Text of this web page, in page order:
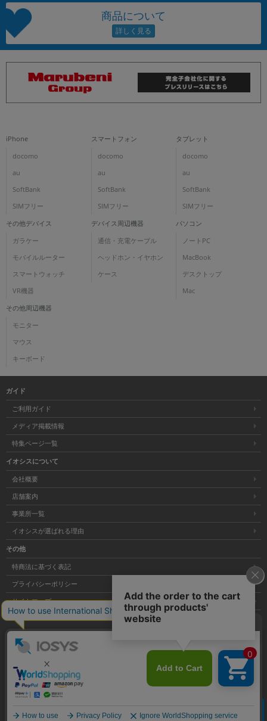
商品について
iPhone
docomo
au
SoftBank
SIMフリー
スマートフォン
docomo
au
SoftBank
SIMフリー
タブレット
docomo
au
SoftBank
SIMフリー
その他デバイス
ガラケー
モバイルルーター
スマートウォッチ
VR機器
デバイス周辺機器
通信・充電ケーブル
ヘッドホン・イヤホン
ケース
パソコン
ノートPC
MacBook
デスクトップ
Mac
その他周辺機器
モニター
マウス
キーボード
ガイド
ご利用ガイド
メディア掲載情報
特集ページ一覧
イオシスについて
会社概要
店舗案内
事業所一覧
イオシスが選ばれる理由
その他
特商法に基づく表記
プライバシーポリシー
サイトマップ
大阪府公安委員会発行 古物商許可証 第621121002176号
Copyright © 株式会社イオシス All Rights Reserved. クリア
商品を探す